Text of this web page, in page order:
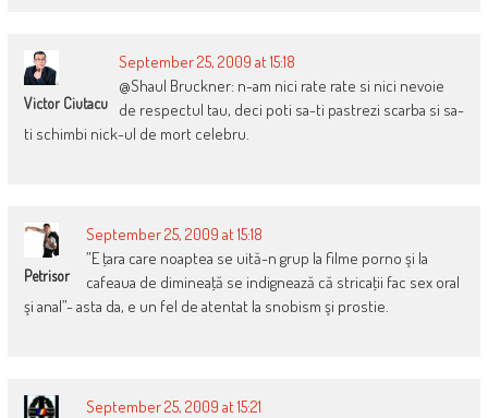
Victor Ciutacu
September 25, 2009 at 15:18
@Shaul Bruckner: n-am nici rate rate si nici nevoie
de respectul tau, deci poti sa-ti pastrezi scarba si sa-
ti schimbi nick-ul de mort celebru.
Petrisor
September 25, 2009 at 15:18
”E ţara care noaptea se uită-n grup la filme porno şi la
cafeaua de dimineaţă se indignează că stricaţii fac sex oral
şi anal”- asta da, e un fel de atentat la snobism şi prostie.
September 25, 2009 at 15:21